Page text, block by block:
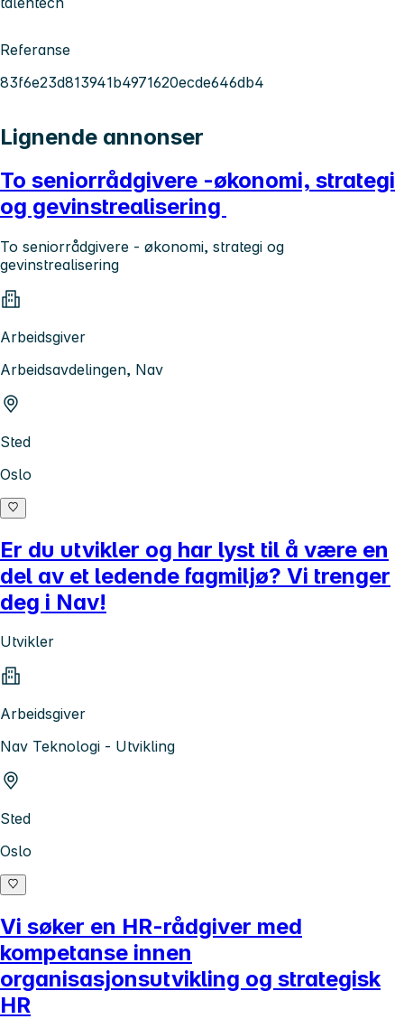
Referanse
83f6e23d813941b4971620ecde646db4
Lignende annonser
To seniorrådgivere -økonomi, strategi
og gevinstrealisering
To seniorrådgivere - økonomi, strategi og
gevinstrealisering
Arbeidsgiver
Arbeidsavdelingen, Nav
Sted
Oslo
Er du utvikler og har lyst til å være en
del av et ledende fagmiljø? Vi trenger
deg i Nav!
Utvikler
Arbeidsgiver
Nav Teknologi - Utvikling
Sted
Oslo
Vi søker en HR-rådgiver med
kompetanse innen
organisasjonsutvikling og strategisk
HR